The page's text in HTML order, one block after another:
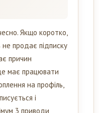
Якщо коротко,
не продає підписку
причин
має працювати
на профіль,
і
3 приводи